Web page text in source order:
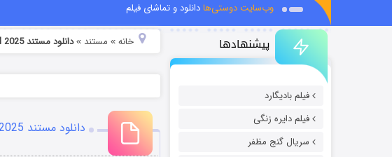
وب‌سایت دوستی‌هادانلود و تماشای فیلم
پیشنهادها
فیلم بادیگارد
فیلم دایره زنگی
سریال گنج مظفر
خانه» مستند »دانلود مستند Joh: Last King of Queensland 2025
دانلود مستند Joh: Last King of Queensland 2025